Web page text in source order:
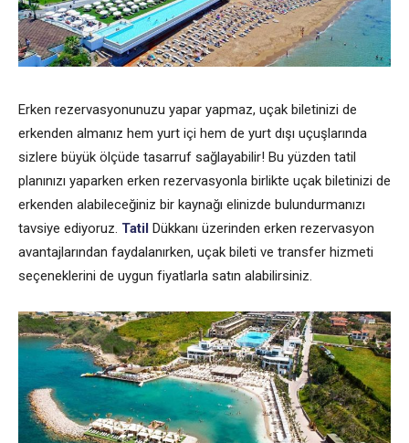
Erken rezervasyonunuzu yapar yapmaz, uçak biletinizi de
erkenden almanız hem yurt içi hem de yurt dışı uçuşlarında
sizlere büyük ölçüde tasarruf sağlayabilir! Bu yüzden tatil
planınızı yaparken erken rezervasyonla birlikte uçak biletinizi de
erkenden alabileceğiniz bir kaynağı elinizde bulundurmanızı
tavsiye ediyoruz. Tatil Dükkanı üzerinden erken rezervasyon
avantajlarından faydalanırken, uçak bileti ve transfer hizmeti
seçeneklerini de uygun fiyatlarla satın alabilirsiniz.